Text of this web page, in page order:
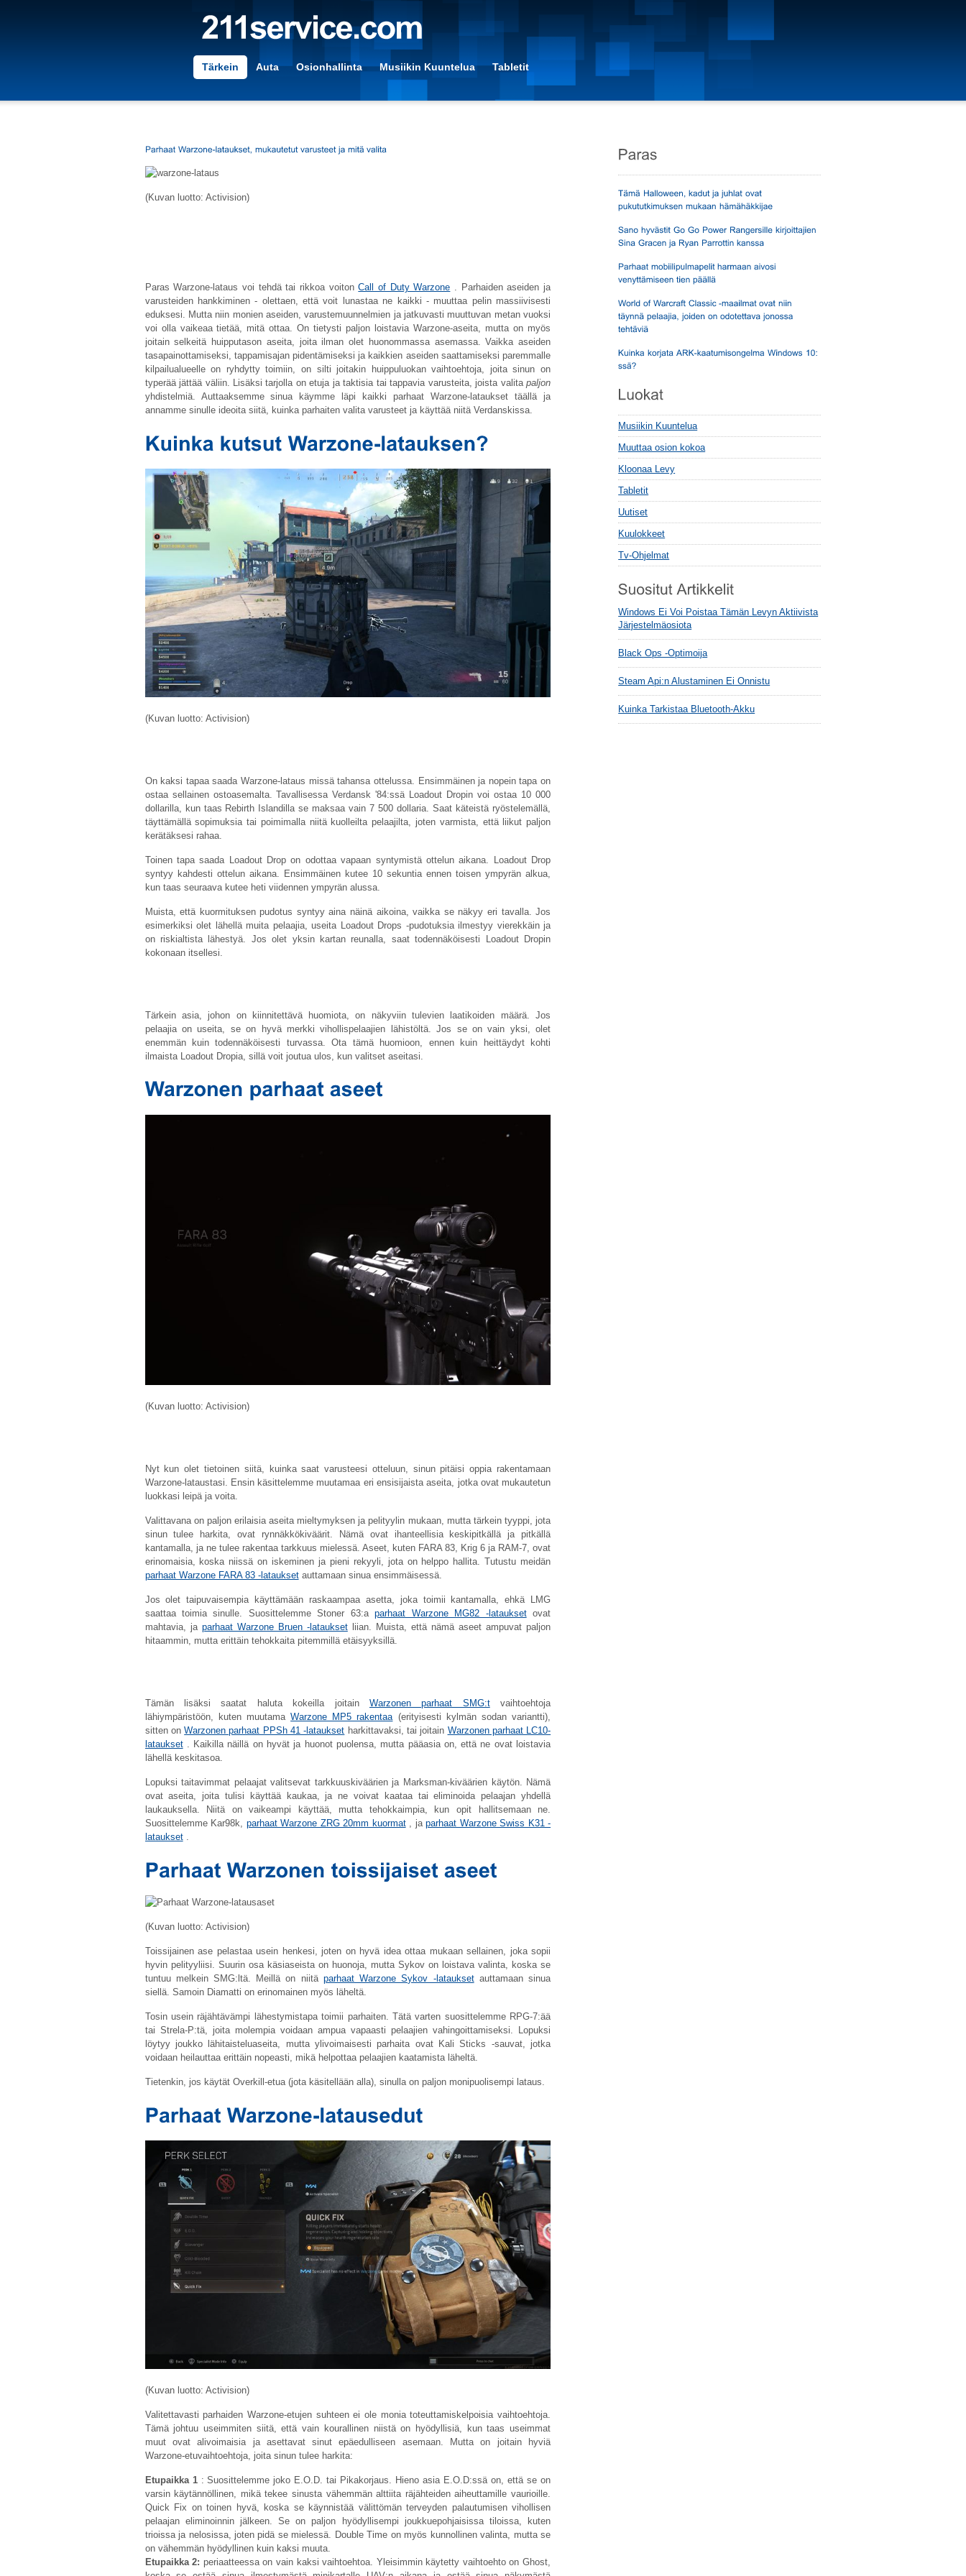
Tärkein Auta Osionhallinta Musiikin Kuuntelua Tabletit
(Kuvan luotto: Activision)
Paras Warzone-lataus voi tehdä tai rikkoa voitonCall of Duty Warzone . Parhaiden aseiden ja
varusteiden hankkiminen - olettaen, että voit lunastaa ne kaikki - muuttaa pelin massiivisesti
eduksesi. Mutta niin monien aseiden, varustemuunnelmien ja jatkuvasti muuttuvan metan vuoksi
voi olla vaikeaa tietää, mitä ottaa. On tietysti paljon loistavia Warzone-aseita, mutta on myös
joitain selkeitä huipputason aseita, joita ilman olet huonommassa asemassa. Vaikka aseiden
tasapainottamiseksi, tappamisajan pidentämiseksi ja kaikkien aseiden saattamiseksi paremmalle
kilpailualueelle on ryhdytty toimiin, on silti joitakin huippuluokan vaihtoehtoja, joita sinun on
typerää jättää väliin. Lisäksi tarjolla on etuja ja taktisia tai tappavia varusteita, joista valitapaljon
yhdistelmiä. Auttaaksemme sinua käymme läpi kaikki parhaat Warzone-lataukset täällä ja
annamme sinulle ideoita siitä, kuinka parhaiten valita varusteet ja käyttää niitä Verdanskissa.
(Kuvan luotto: Activision)
On kaksi tapaa saada Warzone-lataus missä tahansa ottelussa. Ensimmäinen ja nopein tapa on
ostaa sellainen ostoasemalta. Tavallisessa Verdansk '84:ssä Loadout Dropin voi ostaa 10 000
dollarilla, kun taas Rebirth Islandilla se maksaa vain 7 500 dollaria. Saat käteistä ryöstelemällä,
täyttämällä sopimuksia tai poimimalla niitä kuolleilta pelaajilta, joten varmista, että liikut paljon
kerätäksesi rahaa.
Toinen tapa saada Loadout Drop on odottaa vapaan syntymistä ottelun aikana. Loadout Drop
syntyy kahdesti ottelun aikana. Ensimmäinen kutee 10 sekuntia ennen toisen ympyrän alkua,
kun taas seuraava kutee heti viidennen ympyrän alussa.
Muista, että kuormituksen pudotus syntyy aina näinä aikoina, vaikka se näkyy eri tavalla. Jos
esimerkiksi olet lähellä muita pelaajia, useita Loadout Drops -pudotuksia ilmestyy vierekkäin ja
on riskialtista lähestyä. Jos olet yksin kartan reunalla, saat todennäköisesti Loadout Dropin
kokonaan itsellesi.
Tärkein asia, johon on kiinnitettävä huomiota, on näkyviin tulevien laatikoiden määrä. Jos
pelaajia on useita, se on hyvä merkki vihollispelaajien lähistöltä. Jos se on vain yksi, olet
enemmän kuin todennäköisesti turvassa. Ota tämä huomioon, ennen kuin heittäydyt kohti
ilmaista Loadout Dropia, sillä voit joutua ulos, kun valitset aseitasi.
(Kuvan luotto: Activision)
Nyt kun olet tietoinen siitä, kuinka saat varusteesi otteluun, sinun pitäisi oppia rakentamaan
Warzone-lataustasi. Ensin käsittelemme muutamaa eri ensisijaista aseita, jotka ovat mukautetun
luokkasi leipä ja voita.
Valittavana on paljon erilaisia ​​aseita mieltymyksen ja pelityylin mukaan, mutta tärkein tyyppi, jota
sinun tulee harkita, ovat rynnäkkökiväärit. Nämä ovat ihanteellisia keskipitkällä ja pitkällä
kantamalla, ja ne tulee rakentaa tarkkuus mielessä. Aseet, kuten FARA 83, Krig 6 ja RAM-7, ovat
erinomaisia, koska niissä on iskeminen ja pieni rekyyli, jota on helppo hallita. Tutustu meidän
parhaat Warzone FARA 83 -latauksetauttamaan sinua ensimmäisessä.
Jos olet taipuvaisempia käyttämään raskaampaa asetta, joka toimii kantamalla, ehkä LMG
saattaa toimia sinulle. Suosittelemme Stoner 63:aparhaat Warzone MG82 -latauksetovat
mahtavia, ja parhaat Warzone Bruen -latauksetliian. Muista, että nämä aseet ampuvat paljon
hitaammin, mutta erittäin tehokkaita pitemmillä etäisyyksillä.
Tämän lisäksi saatat haluta kokeilla joitain Warzonen parhaat SMG:tvaihtoehtoja
lähiympäristöön, kuten muutamaWarzone MP5 rakentaa(erityisesti kylmän sodan variantti),
sitten onWarzonen parhaat PPSh 41 -lataukset harkittavaksi, tai joitain Warzonen parhaat LC10-
lataukset. Kaikilla näillä on hyvät ja huonot puolensa, mutta pääasia on, että ne ovat loistavia
lähellä keskitasoa.
Lopuksi taitavimmat pelaajat valitsevat tarkkuuskiväärien ja Marksman-kiväärien käytön. Nämä
ovat aseita, joita tulisi käyttää kaukaa, ja ne voivat kaataa tai eliminoida pelaajan yhdellä
laukauksella. Niitä on vaikeampi käyttää, mutta tehokkaimpia, kun opit hallitsemaan ne.
Suosittelemme Kar98k, parhaat Warzone ZRG 20mm kuormat, japarhaat Warzone Swiss K31 -
lataukset.
(Kuvan luotto: Activision)
Toissijainen ase pelastaa usein henkesi, joten on hyvä idea ottaa mukaan sellainen, joka sopii
hyvin pelityyliisi. Suurin osa käsiaseista on huonoja, mutta Sykov on loistava valinta, koska se
tuntuu melkein SMG:ltä. Meillä on niitä parhaat Warzone Sykov -latauksetauttamaan sinua
siellä. Samoin Diamatti on erinomainen myös läheltä.
Tosin usein räjähtävämpi lähestymistapa toimii parhaiten. Tätä varten suosittelemme RPG-7:ää
tai Strela-P:tä, joita molempia voidaan ampua vapaasti pelaajien vahingoittamiseksi. Lopuksi
löytyy joukko lähitaisteluaseita, mutta ylivoimaisesti parhaita ovat Kali Sticks -sauvat, jotka
voidaan heilauttaa erittäin nopeasti, mikä helpottaa pelaajien kaatamista läheltä.
Tietenkin, jos käytät Overkill-etua (jota käsitellään alla), sinulla on paljon monipuolisempi lataus.
(Kuvan luotto: Activision)
Valitettavasti parhaiden Warzone-etujen suhteen ei ole monia toteuttamiskelpoisia vaihtoehtoja.
Tämä johtuu useimmiten siitä, että vain kourallinen niistä on hyödyllisiä, kun taas useimmat
muut ovat alivoimaisia ​​ja asettavat sinut epäedulliseen asemaan. Mutta on joitain hyviä
Warzone-etuvaihtoehtoja, joita sinun tulee harkita:
Etupaikka 1: Suosittelemme joko E.O.D. tai Pikakorjaus. Hieno asia E.O.D:ssä on, että se on
varsin käytännöllinen, mikä tekee sinusta vähemmän alttiita räjähteiden aiheuttamille vaurioille.
Quick Fix on toinen hyvä, koska se käynnistää välittömän terveyden palautumisen vihollisen
pelaajan eliminoinnin jälkeen. Se on paljon hyödyllisempi joukkuepohjaisissa tiloissa, kuten
trioissa ja nelosissa, joten pidä se mielessä. Double Time on myös kunnollinen valinta, mutta se
on vähemmän hyödyllinen kuin kaksi muuta.
Etupaikka 2: periaatteessa on vain kaksi vaihtoehtoa. Yleisimmin käytetty vaihtoehto on Ghost,
Musiikin Kuuntelua
Muuttaa osion kokoa
Kloonaa Levy
Tabletit
Uutiset
Kuulokkeet
Tv-Ohjelmat
Windows Ei Voi Poistaa Tämän Levyn Aktiivista
Järjestelmäosiota
Black Ops -optimoija
Steam Api:n Alustaminen Ei Onnistu
Kuinka Tarkistaa Bluetooth-Akku